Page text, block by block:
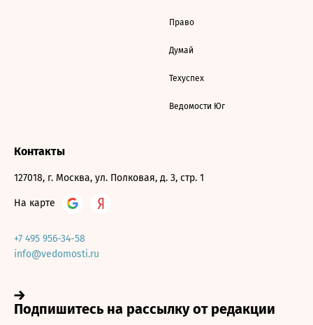
Право
Думай
Техуспех
Ведомости Юг
Контакты
127018, г. Москва, ул. Полковая, д. 3, стр. 1
На карте
+7 495 956-34-58
info@vedomosti.ru